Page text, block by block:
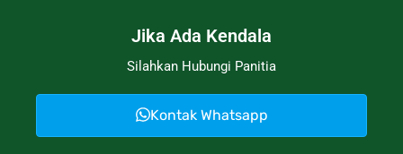
Jika Ada Kendala
Silahkan Hubungi Panitia
Kontak Whatsapp